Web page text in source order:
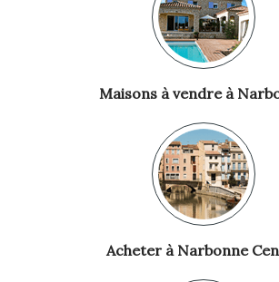
Maisons à vendre à
Acheter à Narbonne